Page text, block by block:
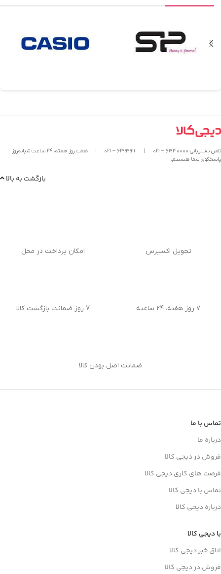
تلفن پشتیبانی:۶۱۹۳۰۰۰۰ – ۰۲۱
هفت روز هفته، ۲۴ ساعت شبانه‌روز
پاسخگوی شما هستیم.
بازگشت به بالا
تحویل اکسپرس امکان پرداخت در محل
۷ روز هفته، ۲۴ ساعته 7 روز ضمانت بازگشت کالا
ضمانت اصل بودن کالا
تماس با ما
درباره ما
فروش در دیجی کالا
فرصت های کاری دیجی کالا
تماس با دیجی کالا
درباره دیجی کالا
با دیجی کالا
اتاق خبر دیجی کالا
فروش در دیجی کالا